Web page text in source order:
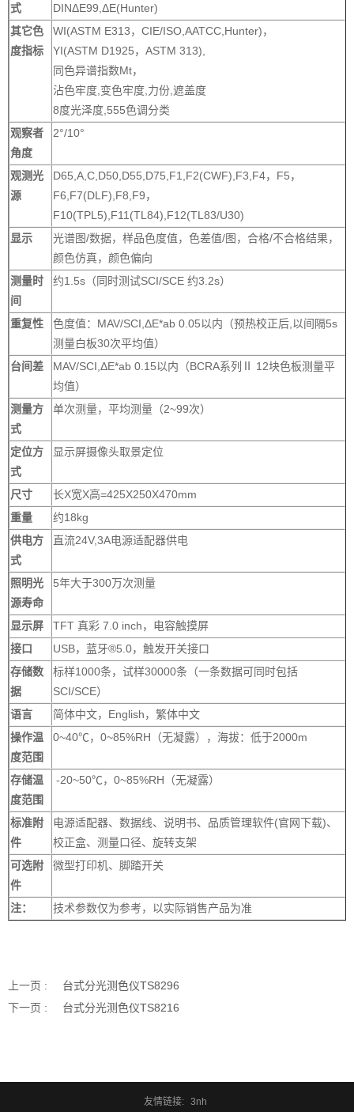
式
DINΔE99,ΔE(Hunter)
其它色
度指标
WI(ASTM E313，CIE/ISO,AATCC,Hunter)，
YI(ASTM D1925，ASTM 313),
同色异谱指数Mt，
沾色牢度,变色牢度,力份,遮盖度
8度光泽度,555色调分类
观察者
角度
2°/10°
观测光
源
D65,A,C,D50,D55,D75,F1,F2(CWF),F3,F4，F5，
F6,F7(DLF),F8,F9，
F10(TPL5),F11(TL84),F12(TL83/U30)
显示
光谱图/数据，样品色度值，色差值/图，合格/不合格结果，
颜色仿真，颜色偏向
测量时
间
约1.5s（同时测试SCI/SCE 约3.2s）
重复性
色度值：MAV/SCI,ΔE*ab 0.05以内（预热校正后,以间隔5s
测量白板30次平均值）
台间差
MAV/SCI,ΔE*ab 0.15以内（BCRA系列Ⅱ 12块色板测量平
均值）
测量方
式
单次测量，平均测量（2~99次）
定位方
式
显示屏摄像头取景定位
尺寸
长X宽X高=425X250X470mm
重量
约18kg
供电方
式
直流24V,3A电源适配器供电
照明光
源寿命
5年大于300万次测量
显示屏
TFT 真彩 7.0 inch，电容触摸屏
接口
USB，蓝牙®5.0，触发开关接口
存储数
据
标样1000条，试样30000条（一条数据可同时包括
SCI/SCE）
语言
简体中文，English，繁体中文
操作温
度范围
0~40℃，0~85%RH（无凝露），海拔：低于2000m
存储温
度范围
-20~50℃，0~85%RH（无凝露）
标准附
件
电源适配器、数据线、说明书、品质管理软件(官网下载)、
校正盒、测量口径、旋转支架
可选附
件
微型打印机、脚踏开关
注： 技术参数仅为参考，以实际销售产品为准
上一页 :
台式分光测色仪TS8296
下一页 :
台式分光测色仪TS8216
友情链接: 3nh